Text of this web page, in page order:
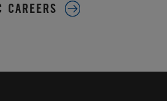
CAREERS